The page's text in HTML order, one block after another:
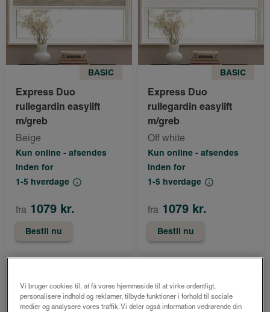
BASIC
Express Duo
rullegardin easylift
m/greb
Beige
Kun online - afsendes
inden for
1-5 hverdage
fra 1079 kr.
Bestil nu
BASIC
Express Duo
rullegardin easylift
m/greb
Off white
Kun online - afsendes
inden for
1-5 hverdage
fra 1079 kr.
Bestil nu
Vi bruger cookies til, at få vores hjemmeside til at virke ordentligt,
personalisere indhold og reklamer, tilbyde funktioner i forhold til sociale
medier og analysere vores traffik. Vi deler også information vedrørende din